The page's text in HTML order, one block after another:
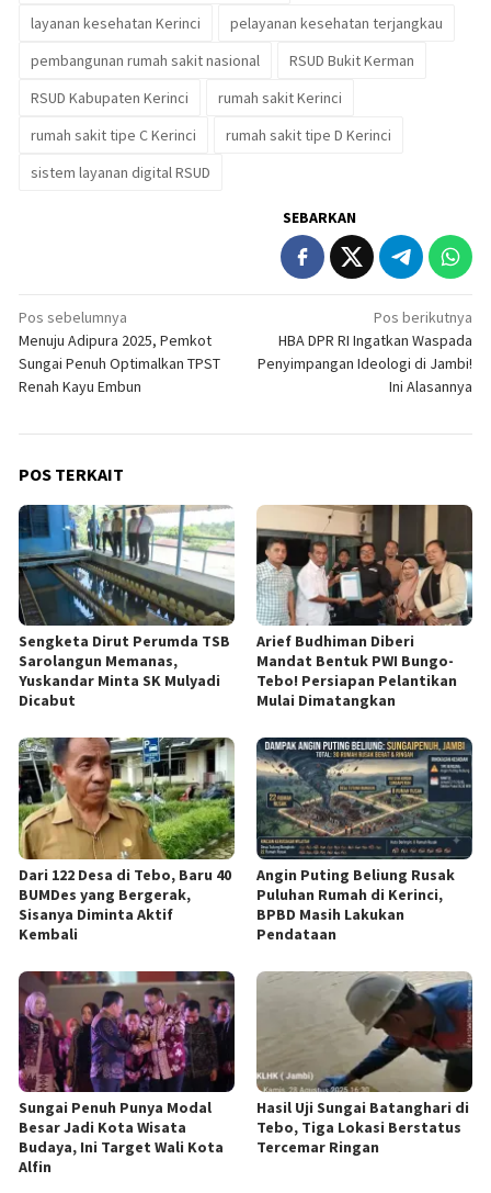
layanan kesehatan Kerinci
pelayanan kesehatan terjangkau
pembangunan rumah sakit nasional
RSUD Bukit Kerman
RSUD Kabupaten Kerinci
rumah sakit Kerinci
rumah sakit tipe C Kerinci
rumah sakit tipe D Kerinci
sistem layanan digital RSUD
SEBARKAN
Navigasi
pos
Pos sebelumnya
Menuju Adipura 2025, Pemkot
Sungai Penuh Optimalkan TPST
Renah Kayu Embun
Pos berikutnya
HBA DPR RI Ingatkan Waspada
Penyimpangan Ideologi di Jambi!
Ini Alasannya
POS TERKAIT
Sengketa Dirut Perumda TSB
Sarolangun Memanas,
Yuskandar Minta SK Mulyadi
Dicabut
Arief Budhiman Diberi
Mandat Bentuk PWI Bungo-
Tebo! Persiapan Pelantikan
Mulai Dimatangkan
Dari 122 Desa di Tebo, Baru 40
BUMDes yang Bergerak,
Sisanya Diminta Aktif
Kembali
Angin Puting Beliung Rusak
Puluhan Rumah di Kerinci,
BPBD Masih Lakukan
Pendataan
Sungai Penuh Punya Modal
Besar Jadi Kota Wisata
Budaya, Ini Target Wali Kota
Alfin
Hasil Uji Sungai Batanghari di
Tebo, Tiga Lokasi Berstatus
Tercemar Ringan